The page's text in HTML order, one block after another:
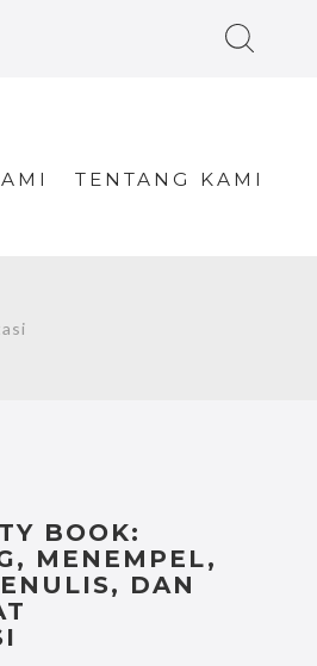
TENTANG KAMI
BOOK:
MENEMPEL,
DAN